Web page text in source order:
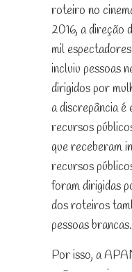
roteiro no
2016, a direção
mil
incluiu pessoas
dirigidos por
a discrepância é
recursos
que receberam
recursos
foram dirigidas
dos roteiros
pessoas brancas.
Por isso, a